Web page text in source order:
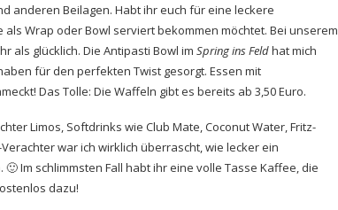
anderen Beilagen. Habt ihr euch für eine leckere
Wrap oder Bowl serviert bekommen möchtet. Bei unserem
als glücklich. Die Antipasti Bowl im Spring ins Feldhat mich
für den perfekten Twist gesorgt. Essen mit
Das Tolle: Die Waffeln gibt es bereits ab 3,50 Euro.
Limos, Softdrinks wie Club Mate, Coconut Water, Fritz-
war ich wirklich überrascht, wie lecker ein
Im schlimmsten Fall habt ihr eine volle Tasse Kaffee, die
dazu!